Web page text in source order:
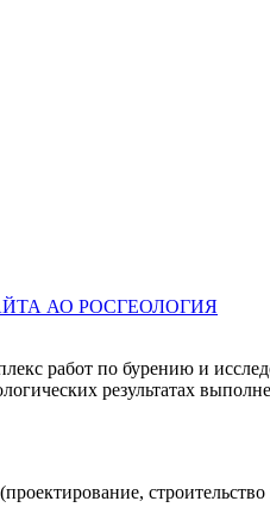
АО РОСГЕОЛОГИЯ
работ по бурению и
результатах